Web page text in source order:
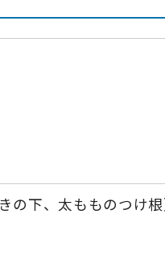
の下、太もものつけ